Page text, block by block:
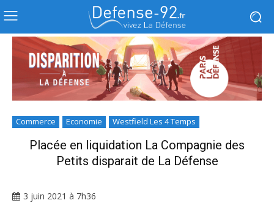
Commerce Economie Westfield Les 4 Temps
Placée en liquidation La Compagnie des
Petits disparait de La Défense
3 juin 2021 à 7h36